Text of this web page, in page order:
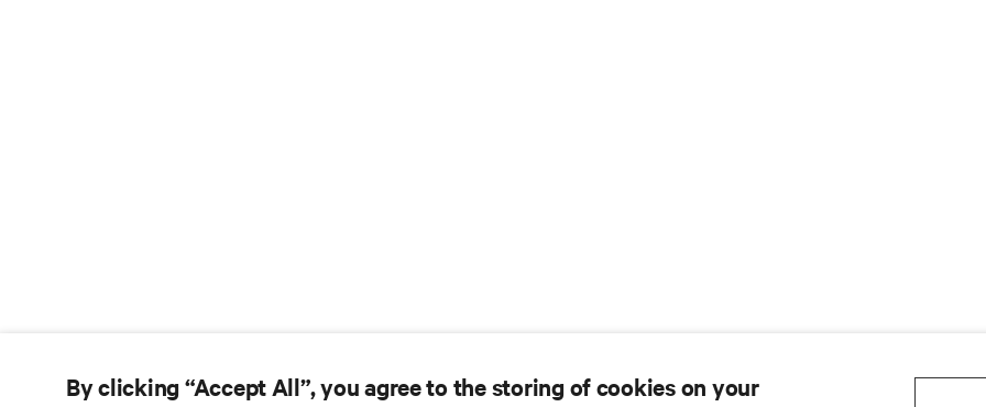
By clicking “Accept All”, you agree to the storing of cookies on your